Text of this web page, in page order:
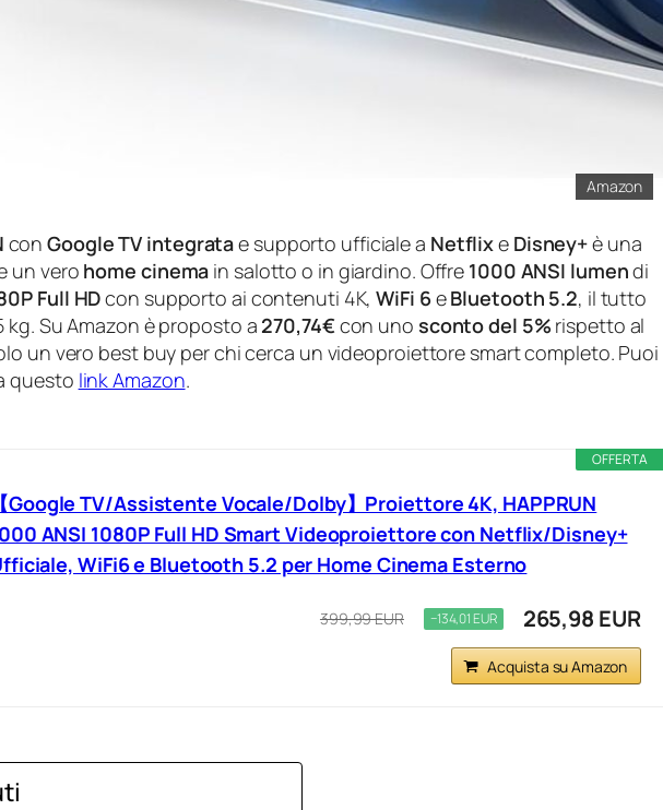
Amazon
conGoogle TV integratae supporto ufficiale a Netflixe Disney+è una
un vero home cinema in salotto o in giardino. Offre 1000 ANSI lumendi
Full HDcon supporto ai contenuti 4K,WiFi 6eBluetooth 5.2, il tutto
Su Amazon è proposto a 270,74€con uno sconto del 5% rispetto al
un vero best buy per chi cerca un videoproiettore smart completo. Puoi
questo link Amazon.
OFFERTA
【Google TV/Assistente Vocale/Dolby】Proiettore 4K, HAPPRUN
ANSI 1080P Full HD Smart Videoproiettore con Netflix/Disney+
WiFi6 e Bluetooth 5.2 per Home Cinema Esterno
399,99 EUR −134,01 EUR 265,98 EUR
Acquista su Amazon